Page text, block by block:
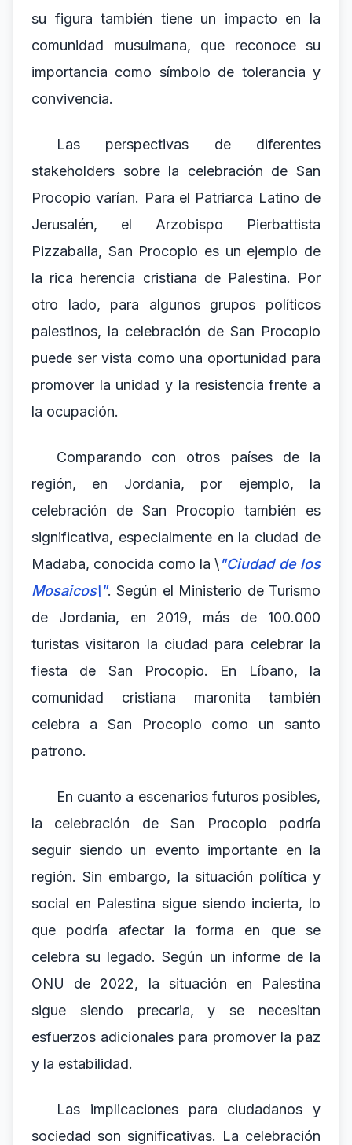
su figura también tiene un impacto en la
comunidad musulmana, que reconoce su
importancia como símbolo de tolerancia y
convivencia.
Las perspectivas de diferentes
stakeholders sobre la celebración de San
Procopio varían. Para el Patriarca Latino de
Jerusalén, el Arzobispo Pierbattista
Pizzaballa, San Procopio es un ejemplo de
la rica herencia cristiana de Palestina. Por
otro lado, para algunos grupos políticos
palestinos, la celebración de San Procopio
puede ser vista como una oportunidad para
promover la unidad y la resistencia frente a
la ocupación.
Comparando con otros países de la
región, en Jordania, por ejemplo, la
celebración de San Procopio también es
significativa, especialmente en la ciudad de
Madaba, conocida como la \"Ciudad de los
Mosaicos\". Según el Ministerio de Turismo
de Jordania, en 2019, más de 100.000
turistas visitaron la ciudad para celebrar la
fiesta de San Procopio. En Líbano, la
comunidad cristiana maronita también
celebra a San Procopio como un santo
patrono.
En cuanto a escenarios futuros posibles,
la celebración de San Procopio podría
seguir siendo un evento importante en la
región. Sin embargo, la situación política y
social en Palestina sigue siendo incierta, lo
que podría afectar la forma en que se
celebra su legado. Según un informe de la
ONU de 2022, la situación en Palestina
sigue siendo precaria, y se necesitan
esfuerzos adicionales para promover la paz
y la estabilidad.
Las implicaciones para ciudadanos y
sociedad son significativas. La celebración